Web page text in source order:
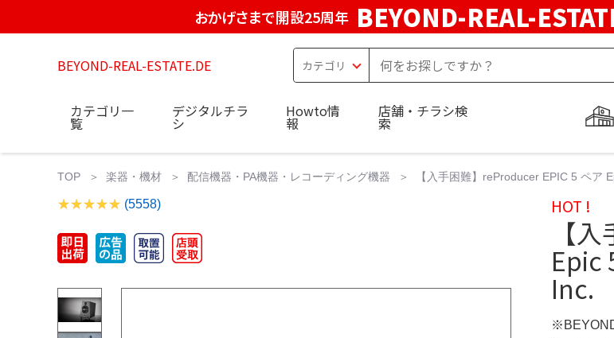
おかげさまで開設25周年 BEYOND-REAL-
BEYOND-REAL-ESTATE.DE
カテゴリ一
覧
デジタルチラ
シ
Howto情
報
店舗・チラシ検
索
TOP 楽器・機材 配信機器・PA機器・レコーディング機器 【入手困難】reProducer EPIC 5 ペア
(5558) HOT !
【
Epic
Inc.